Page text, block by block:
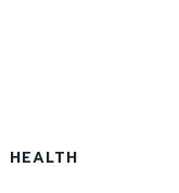
HEALTH